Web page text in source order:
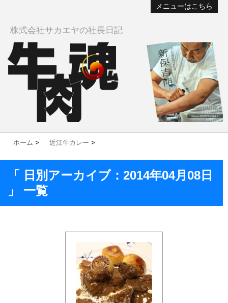
メニューはこちら
株式会社サカエヤの社長日記
ホーム > 近江牛カレー >
「 日別アーカイブ：2014年04月08日
」 一覧